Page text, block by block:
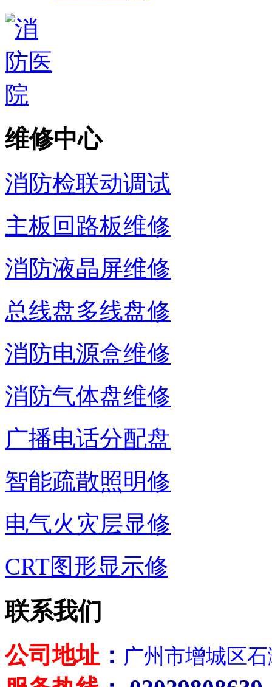
维修中心
消防检联动调试
主板回路板维修
消防液晶屏维修
总线盘多线盘修
消防电源盒维修
消防气体盘维修
广播电话分配盘
智能疏散照明修
电气火灾层显修
CRT图形显示修
联系我们
公司地址 ： 广州市增城区